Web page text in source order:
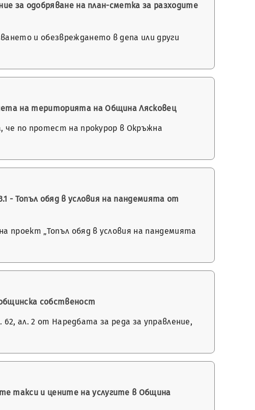
за одобряване на план-сметка за разходите
и обезвреждането в депа или други
на територията на Община Лясковец
че по протест на прокурор в Окръжна
- Топъл обяд в условия на пандемията от
проект „Топъл обяд в условия на пандемията
собственост
ал. 2 от Наредбата за реда за управление,
такси и цените на услугите в Община